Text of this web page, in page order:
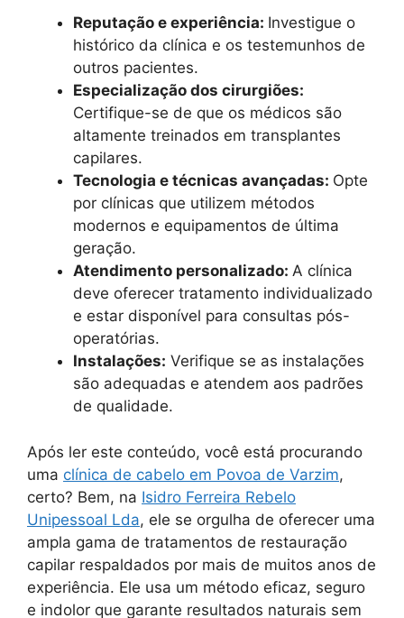
Reputação e experiência: Investigue o
histórico da clínica e os testemunhos de
outros pacientes.
Especialização dos cirurgiões:
Certifique-se de que os médicos são
altamente treinados em transplantes
capilares.
Tecnologia e técnicas avançadas: Opte
por clínicas que utilizem métodos
modernos e equipamentos de última
geração.
Atendimento personalizado: A clínica
deve oferecer tratamento individualizado
e estar disponível para consultas pós-
operatórias.
Instalações: Verifique se as instalações
são adequadas e atendem aos padrões
de qualidade.
Após ler este conteúdo, você está procurando
uma clínica de cabelo em Povoa de Varzim,
certo? Bem, na Isidro Ferreira Rebelo
Unipessoal Lda, ele se orgulha de oferecer uma
ampla gama de tratamentos de restauração
capilar respaldados por mais de muitos anos de
experiência. Ele usa um método eficaz, seguro
e indolor que garante resultados naturais sem